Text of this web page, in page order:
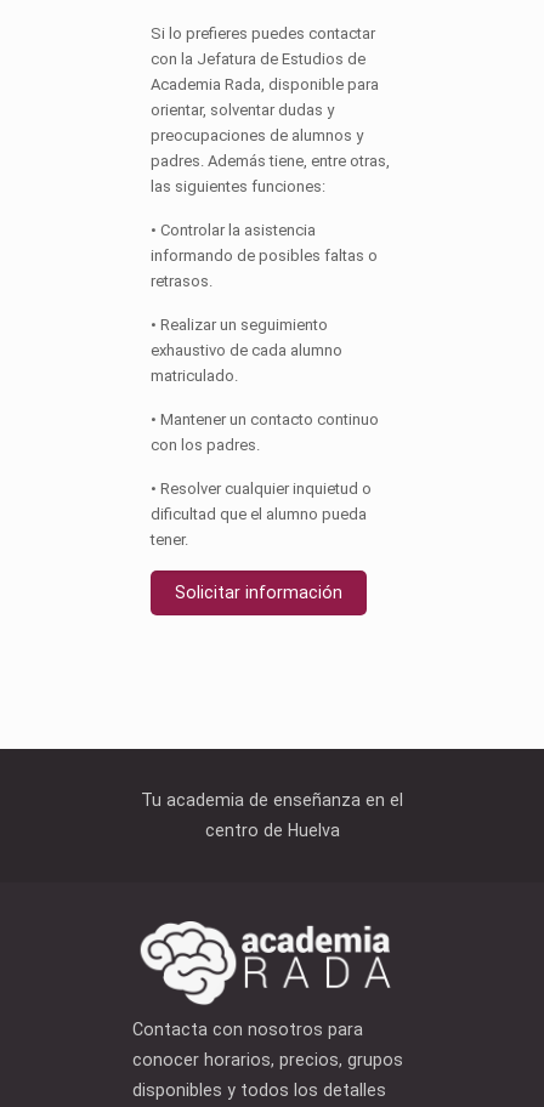
Si lo prefieres puedes contactar
con la Jefatura de Estudios de
Academia Rada, disponible para
orientar, solventar dudas y
preocupaciones de alumnos y
padres. Además tiene, entre otras,
las siguientes funciones:
• Controlar la asistencia
informando de posibles faltas o
retrasos.
• Realizar un seguimiento
exhaustivo de cada alumno
matriculado.
• Mantener un contacto continuo
con los padres.
• Resolver cualquier inquietud o
dificultad que el alumno pueda
tener.
Solicitar información
Tu academia de enseñanza en el
centro de Huelva
Contacta con nosotros para
conocer horarios, precios, grupos
disponibles y todos los detalles